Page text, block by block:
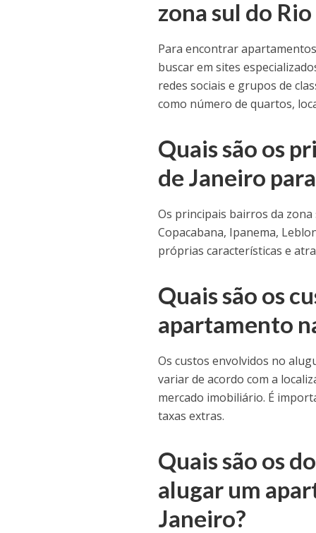
zona sul do
Para encontrar
buscar em sites
redes sociais e grupos de
como número de quartos,
Quais são os
de Janeiro
Os principais bairros da
Copacabana, Ipanema,
próprias características e
Quais são os
apartamento
Os custos envolvidos no
variar de acordo com a
mercado imobiliário. É
taxas extras.
Quais são os
alugar um
Janeiro?